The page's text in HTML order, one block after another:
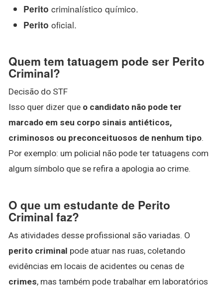
Perito criminalístico químico.
Perito oficial.
Quem tem tatuagem pode ser Perito
Criminal?
Decisão do STF
Isso quer dizer que o candidato não pode ter
marcado em seu corpo sinais antiéticos,
criminosos ou preconceituosos de nenhum tipo.
Por exemplo: um policial não pode ter tatuagens com
algum símbolo que se refira a apologia ao crime.
O que um estudante de Perito
Criminal faz?
As atividades desse profissional são variadas. O
perito criminal pode atuar nas ruas, coletando
evidências em locais de acidentes ou cenas de
crimes, mas também pode trabalhar em laboratórios